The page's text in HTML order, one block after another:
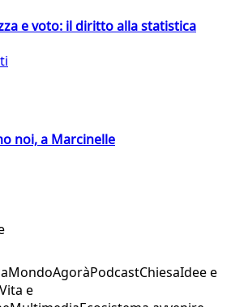
e voto: il diritto alla statistica
noi, a Marcinelle
MondoAgoràPodcastChiesaIdee e
Vita e